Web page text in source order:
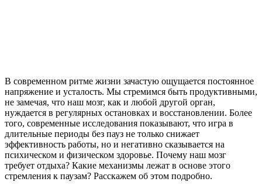
В современном ритме жизни зачастую ощущается постоянное
напряжение и усталость. Мы стремимся быть продуктивными,
не замечая, что наш мозг, как и любой другой орган,
нуждается в регулярных остановках и восстановлении. Более
того, современные исследования показывают, что игра в
длительные периоды без пауз не только снижает
эффективность работы, но и негативно сказывается на
психическом и физическом здоровье. Почему наш мозг
требует отдыха? Какие механизмы лежат в основе этого
стремления к паузам? Расскажем об этом подробно.